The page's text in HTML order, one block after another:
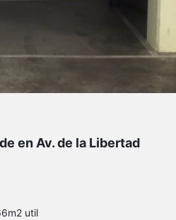
en Av. de la Libertad
util